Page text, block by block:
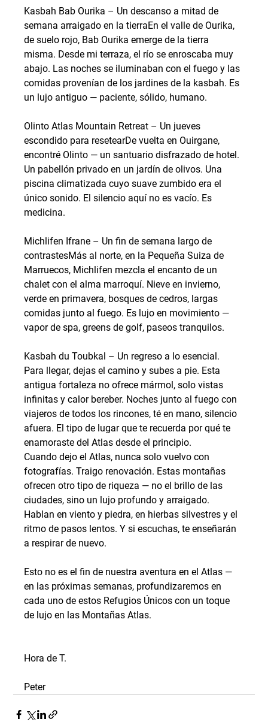
Kasbah Bab Ourika – Un descanso a mitad de
semana arraigado en la tierraEn el valle de Ourika,
de suelo rojo, Bab Ourika emerge de la tierra
misma. Desde mi terraza, el río se enroscaba muy
abajo. Las noches se iluminaban con el fuego y las
comidas provenían de los jardines de la kasbah. Es
un lujo antiguo — paciente, sólido, humano.
Olinto Atlas Mountain Retreat – Un jueves
escondido para resetearDe vuelta en Ouirgane,
encontré Olinto — un santuario disfrazado de hotel.
Un pabellón privado en un jardín de olivos. Una
piscina climatizada cuyo suave zumbido era el
único sonido. El silencio aquí no es vacío. Es
medicina.
Michlifen Ifrane – Un fin de semana largo de
contrastesMás al norte, en la Pequeña Suiza de
Marruecos, Michlifen mezcla el encanto de un
chalet con el alma marroquí. Nieve en invierno,
verde en primavera, bosques de cedros, largas
comidas junto al fuego. Es lujo en movimiento —
vapor de spa, greens de golf, paseos tranquilos.
Kasbah du Toubkal – Un regreso a lo esencial.
Para llegar, dejas el camino y subes a pie. Esta
antigua fortaleza no ofrece mármol, solo vistas
infinitas y calor bereber. Noches junto al fuego con
viajeros de todos los rincones, té en mano, silencio
afuera. El tipo de lugar que te recuerda por qué te
enamoraste del Atlas desde el principio.
Cuando dejo el Atlas, nunca solo vuelvo con
fotografías. Traigo renovación. Estas montañas
ofrecen otro tipo de riqueza — no el brillo de las
ciudades, sino un lujo profundo y arraigado.
Hablan en viento y piedra, en hierbas silvestres y el
ritmo de pasos lentos. Y si escuchas, te enseñarán
a respirar de nuevo.
Esto no es el fin de nuestra aventura en el Atlas —
en las próximas semanas, profundizaremos en
cada uno de estos Refugios Únicos con un toque
de lujo en las Montañas Atlas.
Hora de T.
Peter